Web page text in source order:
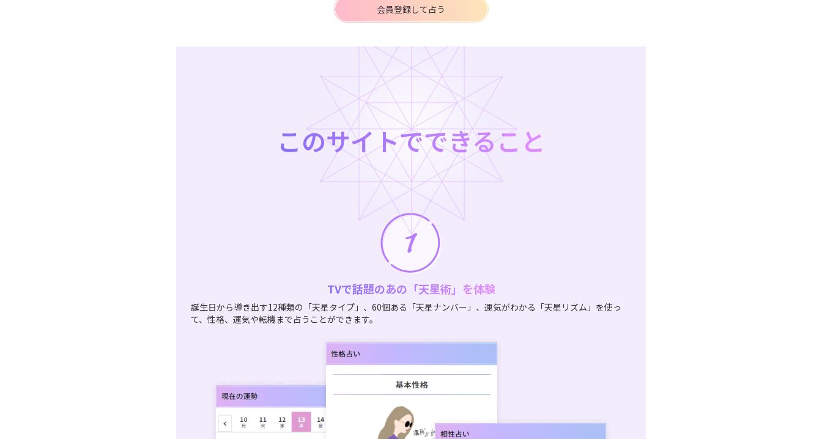
会員登録して占う
このサイトでできること
TVで話題のあの「天星術」を体験
誕生日から導き出す12種類の「天星タイプ」、60個ある「天星ナンバー」、運気がわかる「天星リズム」を使っ
て、性格、運気や転機まで占うことができます。